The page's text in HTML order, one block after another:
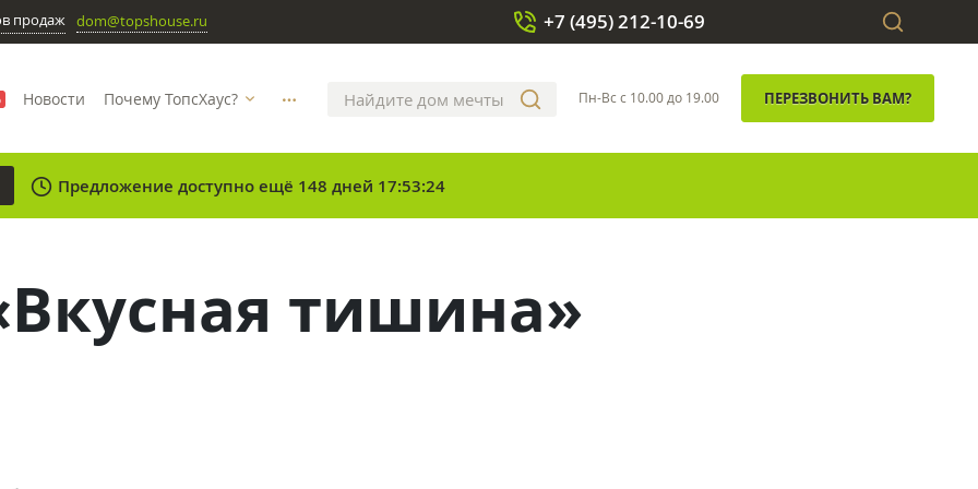
продаж dom@topshouse.ru
Новости Почему ТопсХаус? more_horizontal
+7 (495) 212-10-69
Пн-Вс с 10.00 до 19.00 ПЕРЕЗВОНИТЬ ВАМ?
clock Предложение доступно ещё 148 дней 17:53:24
тишина»